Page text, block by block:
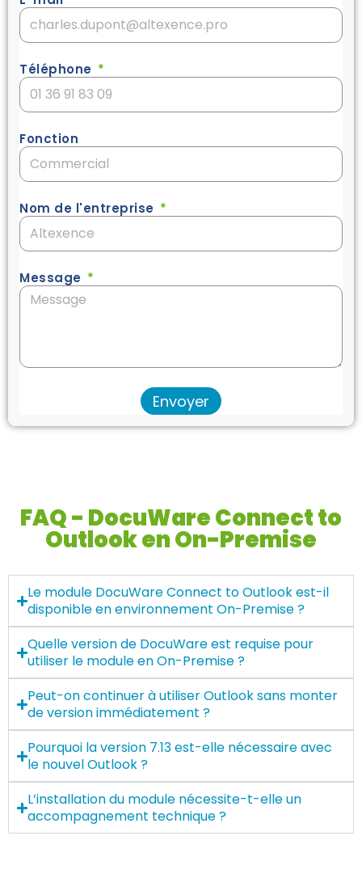
Téléphone
Fonction
Nom de l'entreprise
Message
Envoyer
FAQ - DocuWare Connect to
Outlook en On-Premise
Le module DocuWare Connect to Outlook est-il
disponible en environnement On-Premise ?
Quelle version de DocuWare est requise pour
utiliser le module en On-Premise ?
Peut-on continuer à utiliser Outlook sans monter
de version immédiatement ?
Pourquoi la version 7.13 est-elle nécessaire avec
le nouvel Outlook ?
L’installation du module nécessite-t-elle un
accompagnement technique ?